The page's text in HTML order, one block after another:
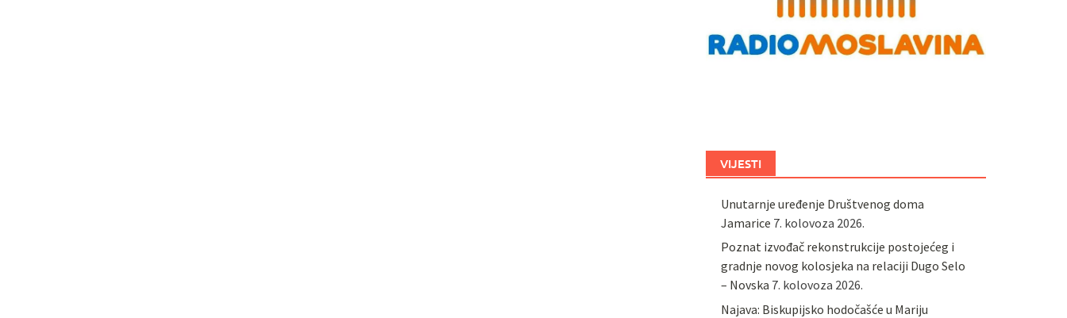
VIJESTI
Unutarnje uređenje Društvenog doma
Jamarice 7. kolovoza 2026.
Poznat izvođač rekonstrukcije postojećeg i
gradnje novog kolosjeka na relaciji Dugo Selo
– Novska 7. kolovoza 2026.
Najava: Biskupijsko hodočašće u Mariju